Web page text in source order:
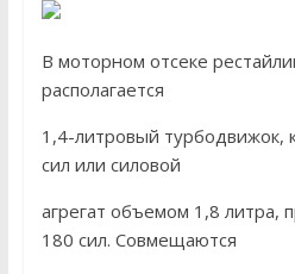
В моторном отсеке
располагается
1,4-литровый турбодвижок,
сил или силовой
агрегат объемом 1,8 литра,
180 сил. Совмещаются